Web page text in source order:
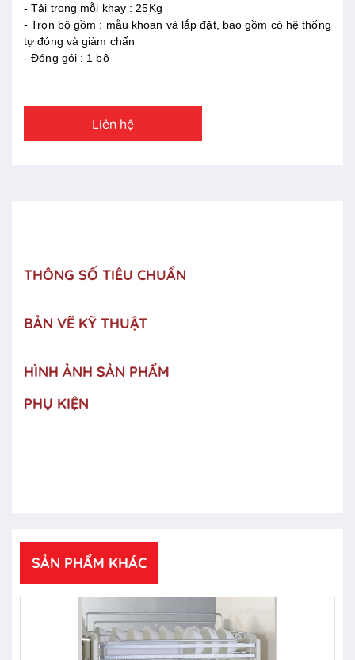
- Tải trọng mỗi khay : 25Kg
- Trọn bộ gồm : mẫu khoan và lắp đặt, bao gồm có hệ thống
tự đóng và giảm chấn
- Đóng gói : 1 bộ
Liên hệ
THÔNG SỐ TIÊU CHUẨN
BẢN VẼ KỸ THUẬT
HÌNH ẢNH SẢN PHẨM
PHỤ KIỆN
SẢN PHẨM KHÁC